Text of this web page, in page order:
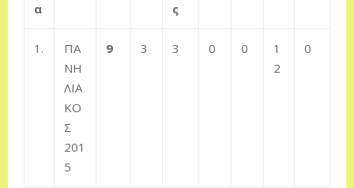
α
ς
1.
ΠΑ
ΝΗ
ΛΙΑ
ΚΟ
Σ
201
5
9 3 3 0 0
1
2
0